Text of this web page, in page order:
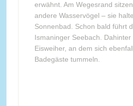
erwähnt. Am Wegesrand
andere Wasservögel – sie
Sonnenbad. Schon bald führt
Ismaninger Seebach. Dahinter
Eisweiher, an dem sich
Badegäste tummeln.